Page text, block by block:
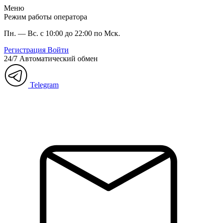
Меню
Режим работы оператора
Пн. — Вс. с 10:00 до 22:00 по Мск.
Регистрация Войти
24/7 Автоматический обмен
Telegram